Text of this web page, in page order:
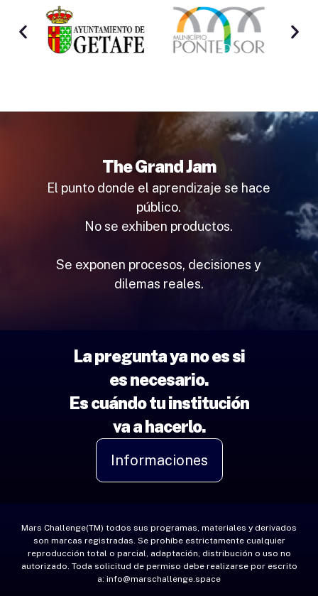
The Grand Jam
El punto donde el aprendizaje se hace
público.
No se exhiben productos.
Se exponen procesos, decisiones y
dilemas reales.
La pregunta ya no es si
es necesario.
Es cuándo tu institución
va a hacerlo.
Informaciones
Mars Challenge(TM) todos sus programas, materiales y derivados
son marcas registradas. Se prohíbe estrictamente cualquier
reproducción total o parcial, adaptación, distribución o uso no
autorizado. Toda solicitud de permiso debe realizarse por escrito
a: info@marschallenge.space